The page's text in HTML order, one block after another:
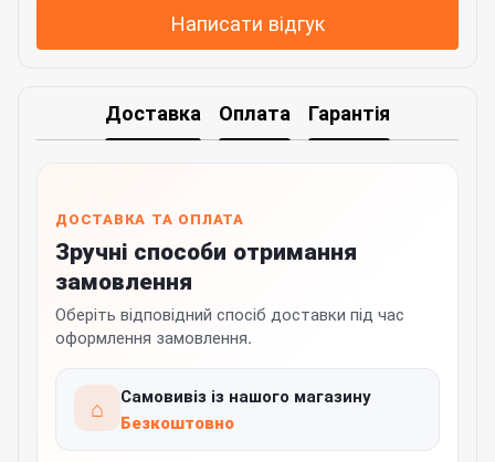
Написати відгук
Доставка Оплата Гарантія
ДОСТАВКА ТА ОПЛАТА
Зручні способи отримання
замовлення
Оберіть відповідний спосіб доставки під час
оформлення замовлення.
⌂
Самовивіз із нашого магазину
Безкоштовно